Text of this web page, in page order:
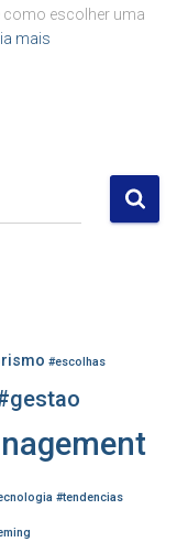
escolher uma
mais
#escolhas
#tendencias